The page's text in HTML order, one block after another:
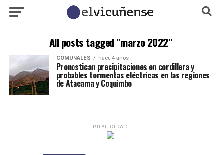
All posts tagged "marzo 2022"
COMUNALES hace 4 años
Pronostican precipitaciones en cordillera y
probables tormentas eléctricas en las regiones
de Atacama y Coquimbo
PUBLICIDAD